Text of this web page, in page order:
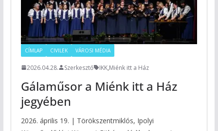
CÍMLAP CIVILEK VÁROSI MÉDIA
2026.04.28. Szerkesztő IKK,Miénk itt a Ház
Gálaműsor a Miénk itt a Ház
jegyében
2026. április 19. | Törökszentmiklós, Ipolyi